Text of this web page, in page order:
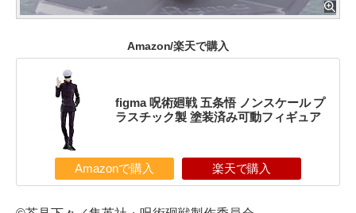
Amazon/楽天で購入
figma 呪術廻戦 五条悟 ノンスケール プ
ラスチック製 塗装済み可動フィギュア
Amazonで購入 楽天で購入